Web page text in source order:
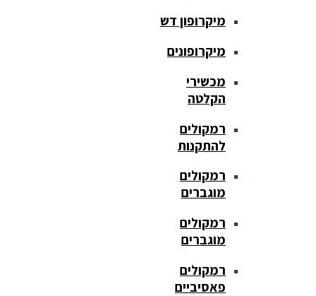
מיקרופון דש
מיקרופונים
מכשירי
הקלטה
רמקולים
להתקנות
רמקולים
מוגברים
רמקולים
מוגברים
רמקולים
פאסיביים